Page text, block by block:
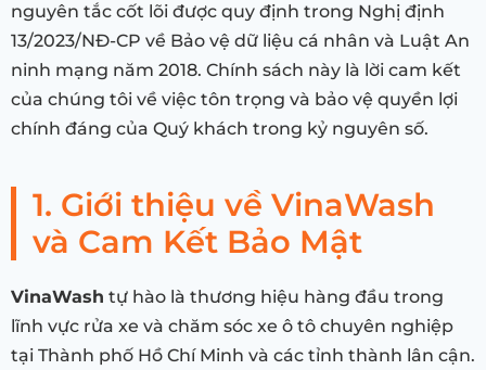
nguyên tắc cốt lõi được quy định trong Nghị định
13/2023/NĐ-CP về Bảo vệ dữ liệu cá nhân và Luật An
ninh mạng năm 2018. Chính sách này là lời cam kết
của chúng tôi về việc tôn trọng và bảo vệ quyền lợi
chính đáng của Quý khách trong kỷ nguyên số.
1. Giới thiệu về VinaWash
và Cam Kết Bảo Mật
VinaWash tự hào là thương hiệu hàng đầu trong
lĩnh vực rửa xe và chăm sóc xe ô tô chuyên nghiệp
tại Thành phố Hồ Chí Minh và các tỉnh thành lân cận.